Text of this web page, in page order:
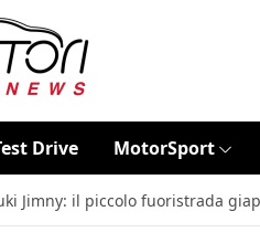
Drive MotorSport
Jimny: il piccolo fuoristrada